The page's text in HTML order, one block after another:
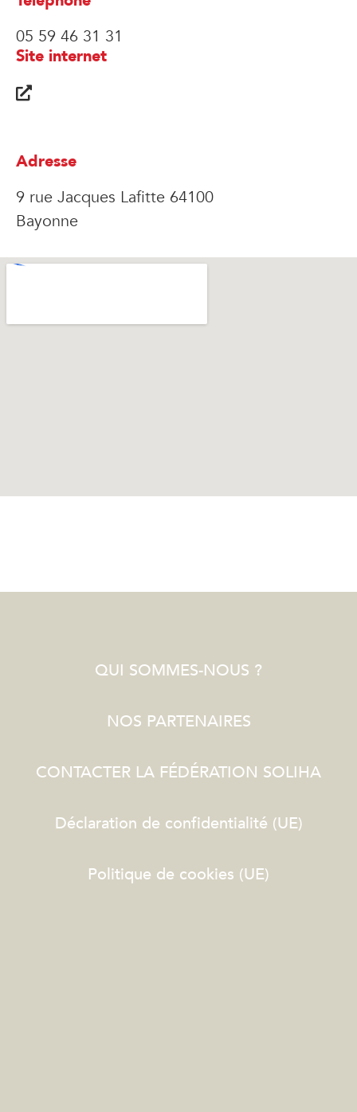
05 59 46 31 31
Site internet
Adresse
9 rue Jacques Lafitte 64100
Bayonne
QUI SOMMES-NOUS ?
NOS PARTENAIRES
CONTACTER LA FÉDÉRATION SOLIHA
Déclaration de confidentialité (UE)
Politique de cookies (UE)